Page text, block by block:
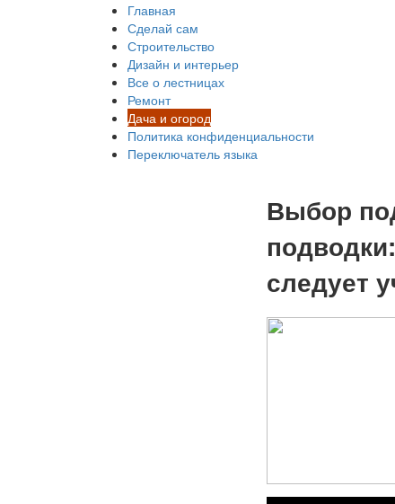
Главная
Сделай сам
Строительство
Дизайн и интерьер
Все о лестницах
Ремонт
Дача и огород
Политика конфиденциальности
Переключатель языка
Выбор
следует